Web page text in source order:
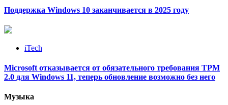
Поддержка Windows 10 заканчивается в 2025 году
iTech
Microsoft отказывается от обязательного требования TPM
2.0 для Windows 11, теперь обновление возможно без него
Музыка